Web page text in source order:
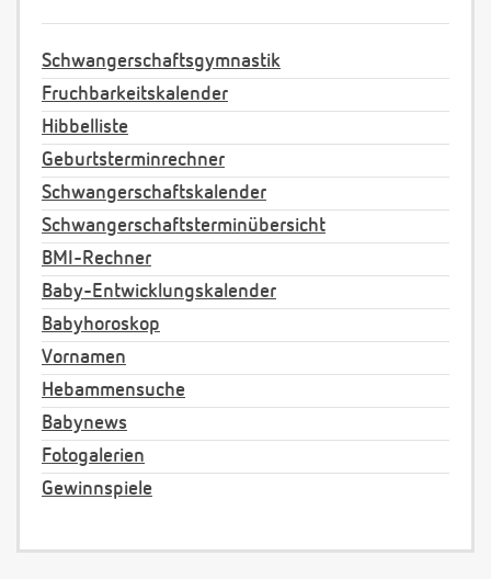
Schwangerschaftsgymnastik
Fruchbarkeitskalender
Hibbelliste
Geburtsterminrechner
Schwangerschaftskalender
Schwangerschaftsterminübersicht
BMI-Rechner
Baby-Entwicklungskalender
Babyhoroskop
Vornamen
Hebammensuche
Babynews
Fotogalerien
Gewinnspiele